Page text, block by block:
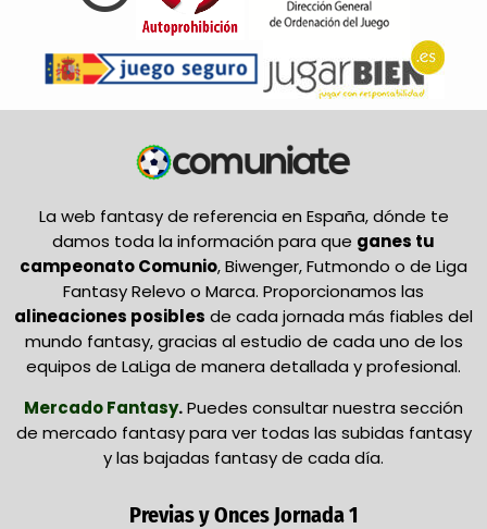
La web fantasy de referencia en España, dónde te
damos toda la información para que ganes tu
campeonato Comunio, Biwenger, Futmondo o de Liga
Fantasy Relevo o Marca. Proporcionamos las
alineaciones posibles de cada jornada más fiables del
mundo fantasy, gracias al estudio de cada uno de los
equipos de LaLiga de manera detallada y profesional.
Mercado Fantasy.Puedes consultar nuestra sección
de mercado fantasy para ver todas las subidas fantasy
y las bajadas fantasy de cada día.
Previas y Onces Jornada 1